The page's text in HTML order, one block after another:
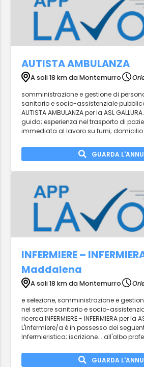
AUTISTA AMBULANZA
A soli 18 km da Montemurro
somministrazione e gestione di
sanitario e socio-assistenziale
AUTISTA AMBULANZA per la ASL
guida; esperienza nel trasporto di
immediata al lavoro su turni; domicilio
GUARDA
INFERMIERE –
Maddalena
A soli 18 km da Montemurro
e selezione, somministrazione e
nel settore sanitario e socio-
ricerca INFERMIERE - INFERMIERA per la
L'infermiere/a è in possesso dei
Infermieristica; iscrizione... all'albo
GUARDA